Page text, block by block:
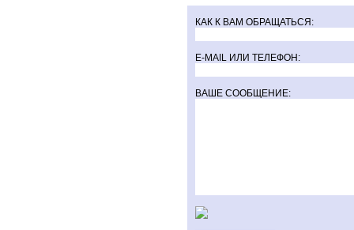
КАК К ВАМ ОБРАЩАТЬСЯ:
E-MAIL ИЛИ ТЕЛЕФОН:
ВАШЕ СООБЩЕНИЕ: